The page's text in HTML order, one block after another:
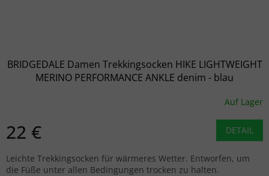
BRIDGEDALE Damen Trekkingsocken HIKE LIGHTWEIGHT
MERINO PERFORMANCE ANKLE denim - blau
Auf Lager
22 € DETAIL
Leichte Trekkingsocken für wärmeres Wetter. Entworfen, um
die Füße unter allen Bedingungen trocken zu halten.